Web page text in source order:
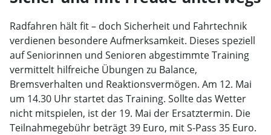
Radfahren hält fit – doch Sicherheit und Fahrtechnik
verdienen besondere Aufmerksamkeit. Dieses speziell
auf Seniorinnen und Senioren abgestimmte Training
vermittelt hilfreiche Übungen zu Balance,
Bremsverhalten und Reaktionsvermögen. Am 12. Mai
um 14.30 Uhr startet das Training. Sollte das Wetter
nicht mitspielen, ist der 19. Mai der Ersatztermin. Die
Teilnahmegebühr beträgt 39 Euro, mit S-Pass 35 Euro.